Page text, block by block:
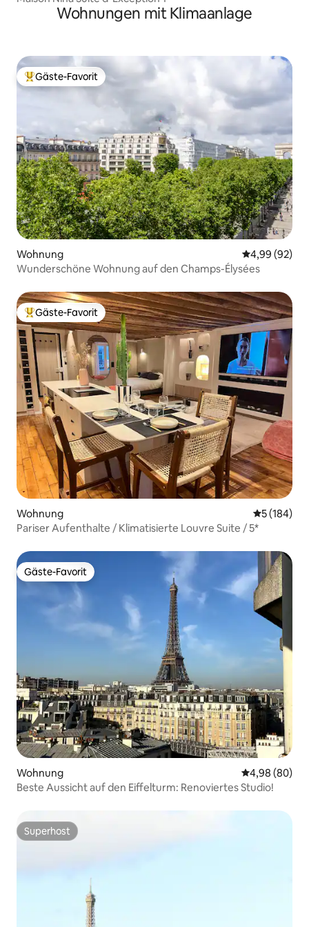
Wohnungen mit Klimaanlage
Beliebter Gäste-Favorit.
Gäste-Favorit
Wohnung
4,99 (92)
Wunderschöne Wohnung auf den Champs-Élysées
Beliebter Gäste-Favorit.
Gäste-Favorit
Wohnung
5 (184)
Pariser Aufenthalte / Klimatisierte Louvre Suite / 5*
Gäste-Favorit
Gäste-Favorit
Wohnung
4,98 (80)
Beste Aussicht auf den Eiffelturm: Renoviertes Studio!
Superhost
Superhost